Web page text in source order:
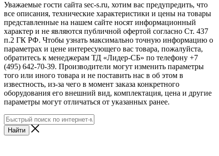
Уважаемые гости сайта sec-s.ru, хотим вас предупредить, что
все описания, технические характеристики и цены на товары
представленные на нашем сайте носят информационный
характер и не являются публичной офертой согласно Ст. 437
п.2 ГК РФ. Чтобы узнать максимально точную информацию о
параметрах и цене интересующего вас товара, пожалуйста,
обратитесь к менеджерам ТД «Лидер-СБ» по телефону +7
(495) 642-70-39. Производители могут изменить параметры
того или иного товара и не поставить нас в об этом в
известность, из-за чего в момент заказа конкретного
оборудования его внешний вид, комплектация, цена и другие
параметры могут отличаться от указанных ранее.
Найти